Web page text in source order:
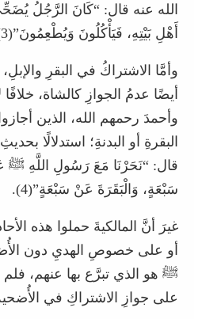
الله عنه قال: “كَانَ الرَّجُلُ
أَهْلِ بَيْتِهِ، فَيَأْكُلُونَ وَيُطْعِمُونَ”(3).
وأمَّا الاشتراكُ في البقرِ
أيضًا عدمُ الجوازِ كالشاة،
وأحمدَ رحمهم الله، الذين
البقرةِ أو البدنةِ؛ استدلالًا
قال: “نَحَرْنَا مَعَ رَسُولِ اللَّهِ ﷺ
سَبْعَةٍ، وَالْبَقَرَةَ عَنْ سَبْعَةٍ”(4).
غيرَ أنَّ المالكيةَ حملوا هذه
أو على خصوصِ الهديِ دون
ﷺ هو الذي تبرَّع بها عنهم، فلم
على جوازِ الاشتراكِ في